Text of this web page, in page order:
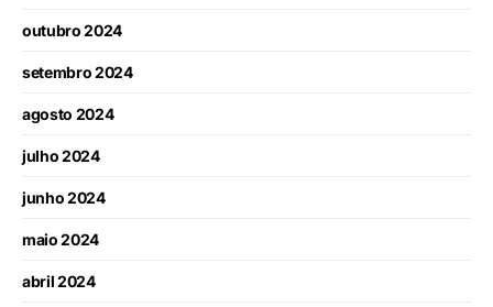
outubro 2024
setembro 2024
agosto 2024
julho 2024
junho 2024
maio 2024
abril 2024